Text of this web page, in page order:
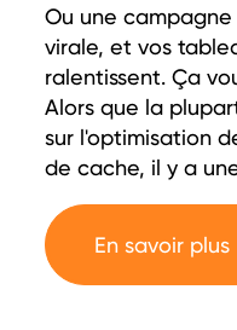
Ou une
virale, et vos
ralentissent. Ça
Alors que la
sur l'optimisation
de cache, il y a
En savoir plus